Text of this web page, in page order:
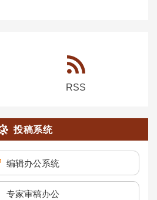
RSS
投稿系统
编辑办公系统
专家审稿办公